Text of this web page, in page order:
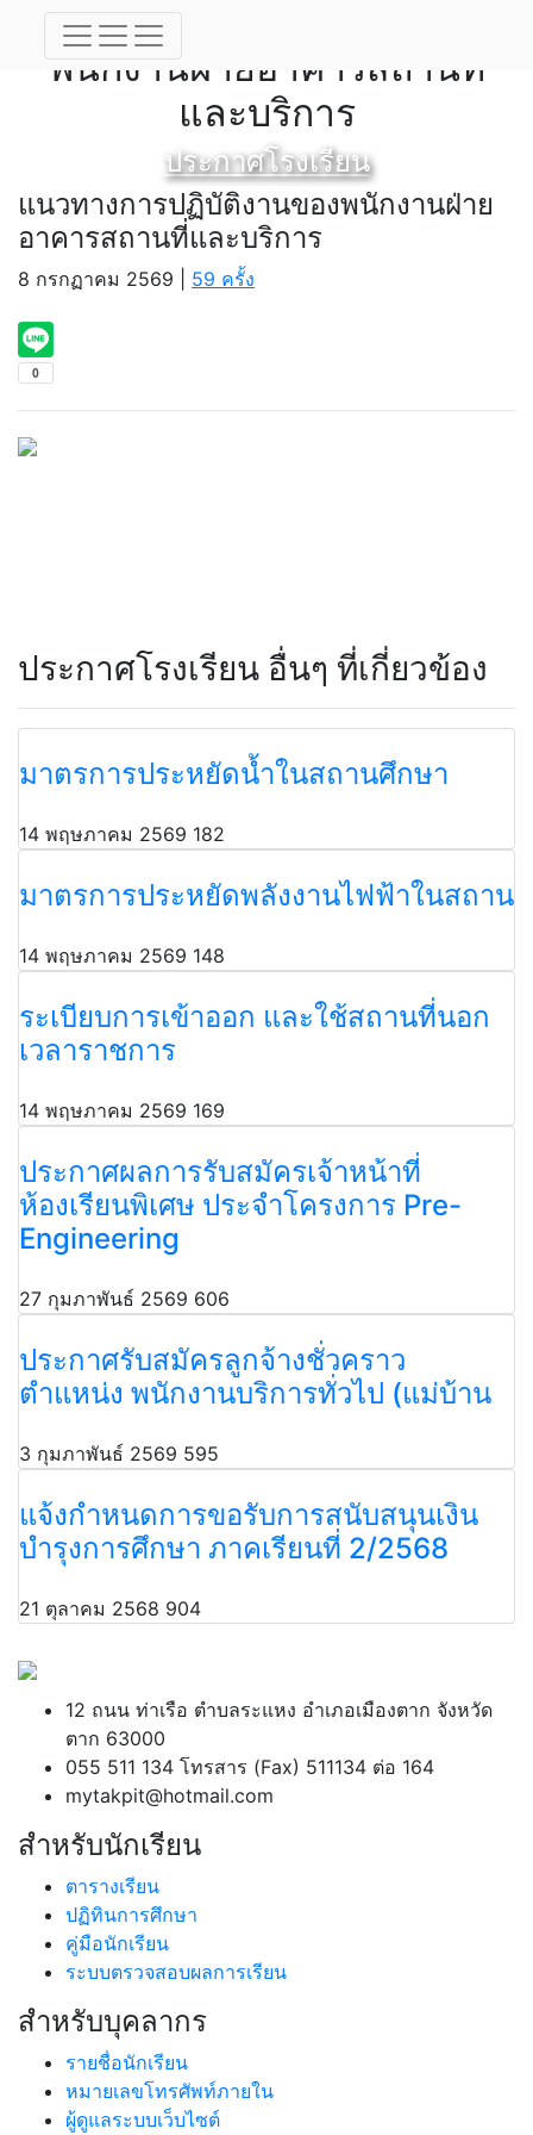
แนวทางการปฏิบัติงานของ
พนักงานฝ่ายอาคารสถานที่
และบริการ
ประกาศโรงเรียน
แนวทางการปฏิบัติงานของพนักงานฝ่าย
อาคารสถานที่และบริการ
8 กรกฏาคม 2569 | 59 ครั้ง
ประกาศโรงเรียน อื่นๆ ที่เกี่ยวข้อง
มาตรการประหยัดน้ำในสถานศึกษา
14 พฤษภาคม 2569 182
มาตรการประหยัดพลังงานไฟฟ้าในสถาน
14 พฤษภาคม 2569 148
ระเบียบการเข้าออก และใช้สถานที่นอก
เวลาราชการ
14 พฤษภาคม 2569 169
ประกาศผลการรับสมัครเจ้าหน้าที่
ห้องเรียนพิเศษ ประจำโครงการ Pre-
Engineering
27 กุมภาพันธ์ 2569 606
ประกาศรับสมัครลูกจ้างชั่วคราว
ตำแหน่ง พนักงานบริการทั่วไป (แม่บ้าน
3 กุมภาพันธ์ 2569 595
แจ้งกำหนดการขอรับการสนับสนุนเงิน
บำรุงการศึกษา ภาคเรียนที่ 2/2568
21 ตุลาคม 2568 904
12 ถนน ท่าเรือ ตำบลระแหง อำเภอเมืองตาก จังหวัด
ตาก 63000
055 511 134 โทรสาร (Fax) 511134 ต่อ 164
mytakpit@hotmail.com
สำหรับนักเรียน
ตารางเรียน
ปฏิทินการศึกษา
คู่มือนักเรียน
ระบบตรวจสอบผลการเรียน
สำหรับบุคลากร
รายชื่อนักเรียน
หมายเลขโทรศัพท์ภายใน
ผู้ดูแลระบบเว็บไซต์